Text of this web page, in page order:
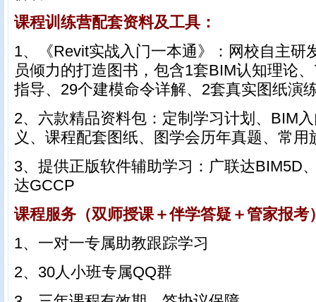
课程训练营配套资料及工具：
1、《Revit实战入门一本通》：网校自主研
员倾力的打造图书，包含1套BIM认知理论
指导、29个建模命令详解、2套真实图纸演
2、六款精品资料包：定制学习计划、BIM
义、课程配套图纸、图学会历年真题、常用
3、提供正版软件辅助学习：广联达BIM5D
达GCCP
课程服务（双师授课＋伴学答疑＋管家报考
1、一对一专属助教跟踪学习
2、30人小班专属QQ群